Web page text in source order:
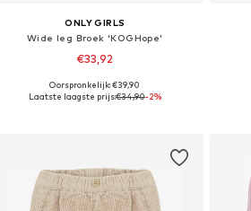
ONLY GIRLS
Wide leg Broek 'KOGHope'
€33,92
Beschikbaar in vele maten
Oorspronkelijk: €39,90
Laatste laagste prijs:€34,90-2%